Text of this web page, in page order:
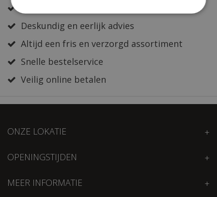
Deskundig en eerlijk advies
Altijd een fris en verzorgd assortiment
Snelle bestelservice
Veilig online betalen
ONZE LOKATIE
OPENINGSTIJDEN
MEER INFORMATIE